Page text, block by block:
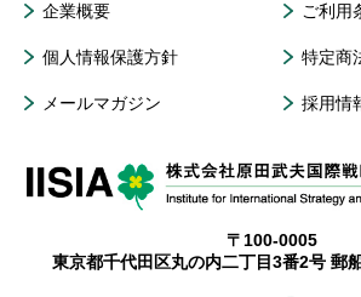
企業概要 ご利用
個人情報保護方針 特定商
メールマガジン 採用情
〒100-0005
東京都千代田区丸の内二丁目3番2号 郵